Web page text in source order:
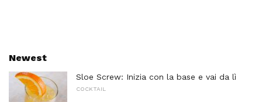
Newest
Sloe Screw: Inizia con la base e vai da lì
COCKTAIL